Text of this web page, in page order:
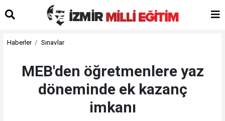
Haberler Sınavlar
MEB'den öğretmenlere yaz
döneminde ek kazanç
imkanı